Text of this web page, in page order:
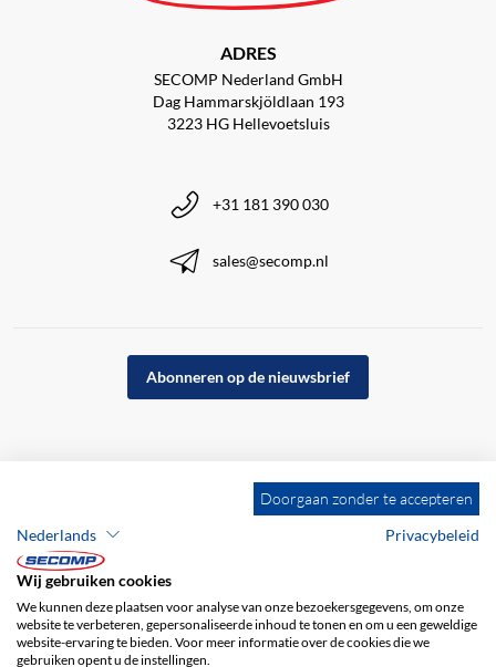
ADRES
SECOMP Nederland GmbH
Dag Hammarskjöldlaan 193
3223 HG Hellevoetsluis
+31 181 390 030
sales@secomp.nl
Abonneren op de nieuwsbrief
Doorgaan zonder te accepteren
Nederlands
Privacybeleid
Wij gebruiken cookies
We kunnen deze plaatsen voor analyse van onze bezoekersgegevens, om onze
website te verbeteren, gepersonaliseerde inhoud te tonen en om u een geweldige
website-ervaring te bieden. Voor meer informatie over de cookies die we
gebruiken opent u de instellingen.